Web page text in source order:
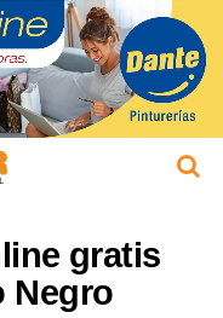
gratis
Negro